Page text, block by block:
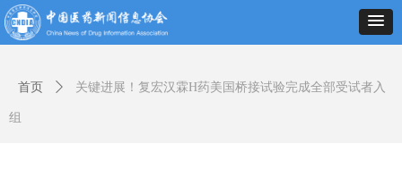
首页 ꄲ 关键进展！复宏汉霖H药美国桥接试验完成全部受试者入
组